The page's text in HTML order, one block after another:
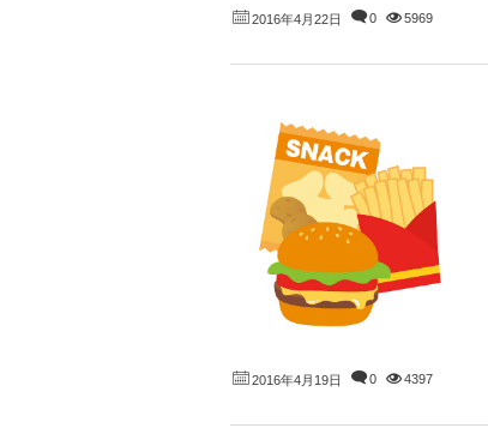
2016年4月22日 0 5969
2016年4月19日 0 4397